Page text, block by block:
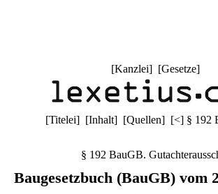
[Kanzlei] [Gesetze]
[Titelei] [Inhalt] [Quellen] [<] § 192
§ 192 BauGB.
Baugesetzbuch (BauGB) vom